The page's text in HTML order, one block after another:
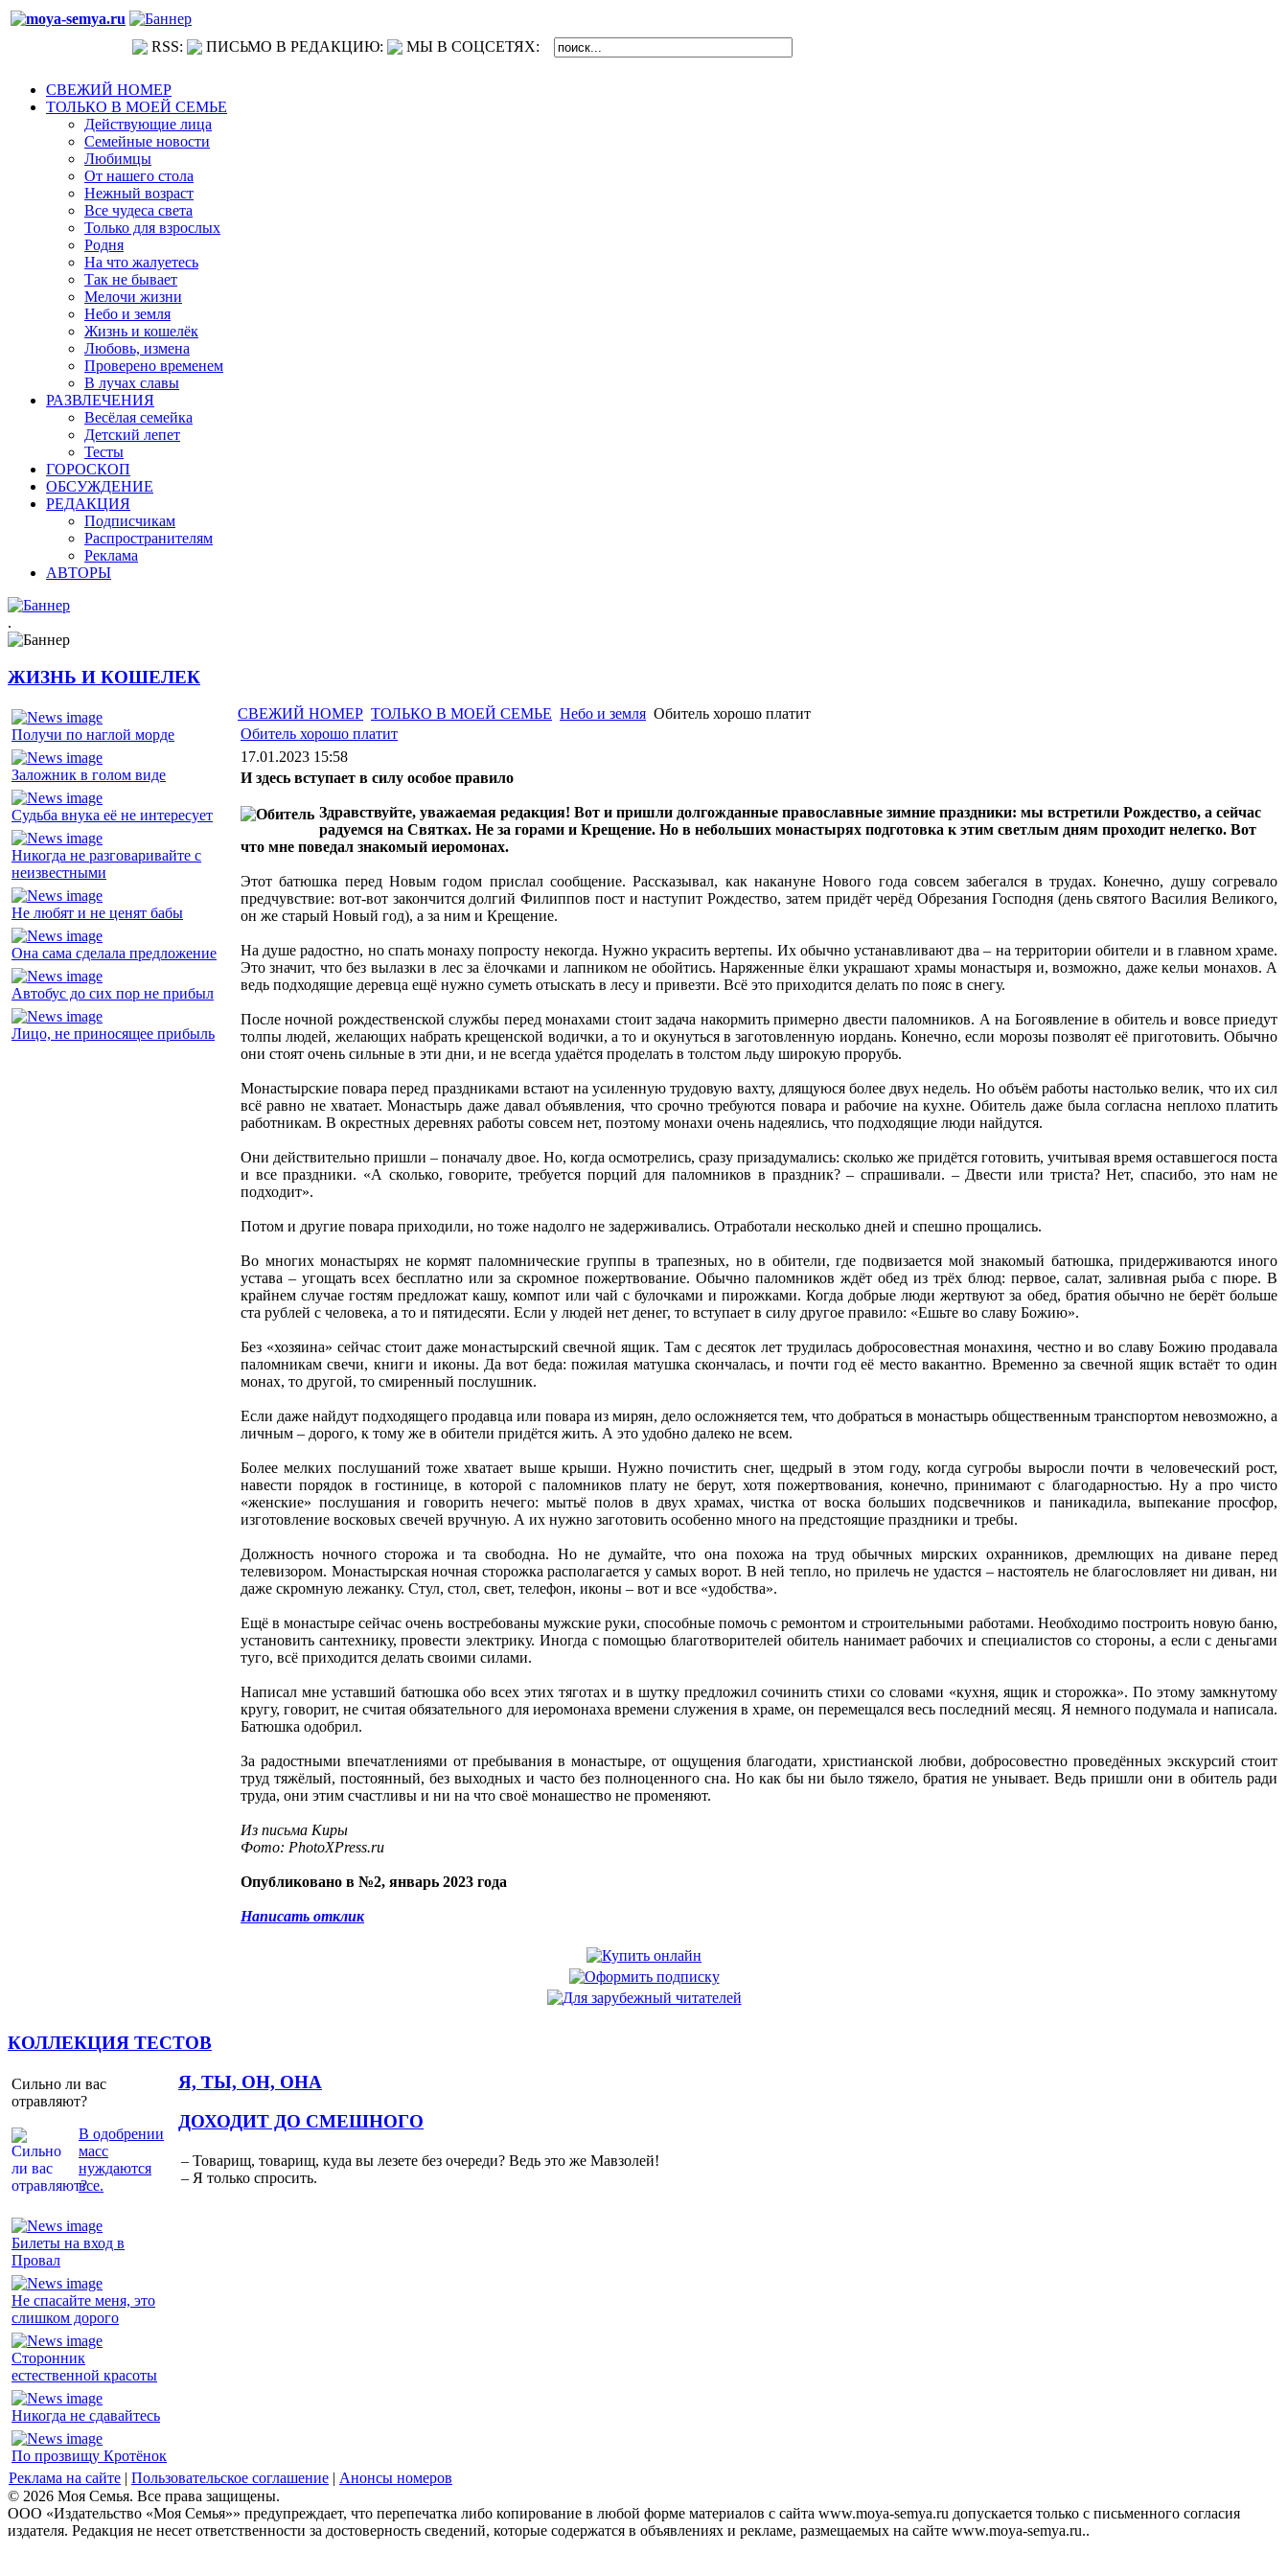
RSS: ПИСЬМО В РЕДАКЦИЮ: МЫ В СОЦСЕТЯХ:
СВЕЖИЙ НОМЕР
ТОЛЬКО В МОЕЙ СЕМЬЕ
Действующие лица
Семейные новости
Любимцы
От нашего стола
Нежный возраст
Все чудеса света
Только для взрослых
Родня
На что жалуетесь
Так не бывает
Мелочи жизни
Небо и земля
Жизнь и кошелёк
Любовь, измена
Проверено временем
В лучах славы
РАЗВЛЕЧЕНИЯ
Весёлая семейка
Детский лепет
Тесты
ГОРОСКОП
ОБСУЖДЕНИЕ
РЕДАКЦИЯ
Подписчикам
Распространителям
Реклама
АВТОРЫ
.
ЖИЗНЬ И КОШЕЛЕК
Получи по наглой морде
Заложник в голом виде
Судьба внука её не интересует
Никогда не разговаривайте с
неизвестными
Не любят и не ценят бабы
Она сама сделала предложение
Автобус до сих пор не прибыл
Лицо, не приносящее прибыль
СВЕЖИЙ НОМЕР ТОЛЬКО В МОЕЙ СЕМЬЕ Небо и земля Обитель хорошо платит
Обитель хорошо платит
17.01.2023 15:58
И здесь вступает в силу особое правило
Здравствуйте, уважаемая редакция! Вот и пришли долгожданные православные зимние праздники: мы встретили Рождество, а сейчас
радуемся на Святках. Не за горами и Крещение. Но в небольших монастырях подготовка к этим светлым дням проходит нелегко. Вот
что мне поведал знакомый иеромонах.
Этот батюшка перед Новым годом прислал сообщение. Рассказывал, как накануне Нового года совсем забегался в трудах. Конечно, душу согревало
предчувствие: вот-вот закончится долгий Филиппов пост и наступит Рождество, затем придёт черёд Обрезания Господня (день святого Василия Великого,
он же старый Новый год), а за ним и Крещение.
На душе радостно, но спать монаху попросту некогда. Нужно украсить вертепы. Их обычно устанавливают два – на территории обители и в главном храме.
Это значит, что без вылазки в лес за ёлочками и лапником не обойтись. Наряженные ёлки украшают храмы монастыря и, возможно, даже кельи монахов. А
ведь подходящие деревца ещё нужно суметь отыскать в лесу и привезти. Всё это приходится делать по пояс в снегу.
После ночной рождественской службы перед монахами стоит задача накормить примерно двести паломников. А на Богоявление в обитель и вовсе приедут
толпы людей, желающих набрать крещенской водички, а то и окунуться в заготовленную иордань. Конечно, если морозы позволят её приготовить. Обычно
они стоят очень сильные в эти дни, и не всегда удаётся проделать в толстом льду широкую прорубь.
Монастырские повара перед праздниками встают на усиленную трудовую вахту, длящуюся более двух недель. Но объём работы настолько велик, что их сил
всё равно не хватает. Монастырь даже давал объявления, что срочно требуются повара и рабочие на кухне. Обитель даже была согласна неплохо платить
работникам. В окрестных деревнях работы совсем нет, поэтому монахи очень надеялись, что подходящие люди найдутся.
Они действительно пришли – поначалу двое. Но, когда осмотрелись, сразу призадумались: сколько же придётся готовить, учитывая время оставшегося поста
и все праздники. «А сколько, говорите, требуется порций для паломников в праздник? – спрашивали. – Двести или триста? Нет, спасибо, это нам не
подходит».
Потом и другие повара приходили, но тоже надолго не задерживались. Отработали несколько дней и спешно прощались.
Во многих монастырях не кормят паломнические группы в трапезных, но в обители, где подвизается мой знакомый батюшка, придерживаются иного
устава – угощать всех бесплатно или за скромное пожертвование. Обычно паломников ждёт обед из трёх блюд: первое, салат, заливная рыба с пюре. В
крайнем случае гостям предложат кашу, компот или чай с булочками и пирожками. Когда добрые люди жертвуют за обед, братия обычно не берёт больше
ста рублей с человека, а то и пятидесяти. Если у людей нет денег, то вступает в силу другое правило: «Ешьте во славу Божию».
Без «хозяина» сейчас стоит даже монастырский свечной ящик. Там с десяток лет трудилась добросовестная монахиня, честно и во славу Божию продавала
паломникам свечи, книги и иконы. Да вот беда: пожилая матушка скончалась, и почти год её место вакантно. Временно за свечной ящик встаёт то один
монах, то другой, то смиренный послушник.
Если даже найдут подходящего продавца или повара из мирян, дело осложняется тем, что добраться в монастырь общественным транспортом невозможно, а
личным – дорого, к тому же в обители придётся жить. А это удобно далеко не всем.
Более мелких послушаний тоже хватает выше крыши. Нужно почистить снег, щедрый в этом году, когда сугробы выросли почти в человеческий рост,
навести порядок в гостинице, в которой с паломников плату не берут, хотя пожертвования, конечно, принимают с благодарностью. Ну а про чисто
«женские» послушания и говорить нечего: мытьё полов в двух храмах, чистка от воска больших подсвечников и паникадила, выпекание просфор,
изготовление восковых свечей вручную. А их нужно заготовить особенно много на предстоящие праздники и требы.
Должность ночного сторожа и та свободна. Но не думайте, что она похожа на труд обычных мирских охранников, дремлющих на диване перед
телевизором. Монастырская ночная сторожка располагается у самых ворот. В ней тепло, но прилечь не удастся – настоятель не благословляет ни диван, ни
даже скромную лежанку. Стул, стол, свет, телефон, иконы – вот и все «удобства».
Ещё в монастыре сейчас очень востребованы мужские руки, способные помочь с ремонтом и строительными работами. Необходимо построить новую баню,
установить сантехнику, провести электрику. Иногда с помощью благотворителей обитель нанимает рабочих и специалистов со стороны, а если с деньгами
туго, всё приходится делать своими силами.
Написал мне уставший батюшка обо всех этих тяготах и в шутку предложил сочинить стихи со словами «кухня, ящик и сторожка». По этому замкнутому
кругу, говорит, не считая обязательного для иеромонаха времени служения в храме, он перемещался весь последний месяц. Я немного подумала и написала.
Батюшка одобрил.
За радостными впечатлениями от пребывания в монастыре, от ощущения благодати, христианской любви, добросовестно проведённых экскурсий стоит
труд тяжёлый, постоянный, без выходных и часто без полноценного сна. Но как бы ни было тяжело, братия не унывает. Ведь пришли они в обитель ради
труда, они этим счастливы и ни на что своё монашество не променяют.
Из письма Киры
Фото: PhotoXPress.ru
Опубликовано в №2, январь 2023 года
Написать отклик
КОЛЛЕКЦИЯ ТЕСТОВ
Сильно ли вас
отравляют?
В одобрении
масс
нуждаются
все.
Я, ТЫ, ОН, ОНА
Билеты на вход в
Провал
Не спасайте меня, это
слишком дорого
Сторонник
естественной красоты
Никогда не сдавайтесь
По прозвищу Кротёнок
ДОХОДИТ ДО СМЕШНОГО
– Товарищ, товарищ, куда вы лезете без очереди? Ведь это же Мавзолей!
– Я только спросить.
Реклама на сайте | Пользовательское соглашение | Анонсы номеров
© 2026 Моя Семья. Все права защищены.
ООО «Издательство «Моя Семья»» предупреждает, что перепечатка либо копирование в любой форме материалов с сайта www.moya-semya.ru допускается только с письменного согласия
издателя. Редакция не несет ответственности за достоверность сведений, которые содержатся в объявлениях и рекламе, размещаемых на сайте www.moya-semya.ru..